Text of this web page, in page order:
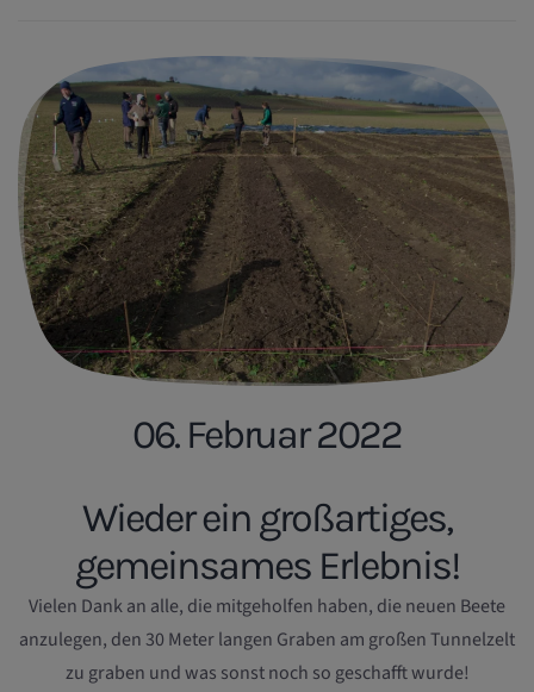
06. Februar 2022
Wieder ein großartiges,
gemeinsames Erlebnis!
Vielen Dank an alle, die mitgeholfen haben, die neuen Beete
anzulegen, den 30 Meter langen Graben am großen Tunnelzelt
zu graben und was sonst noch so geschafft wurde!